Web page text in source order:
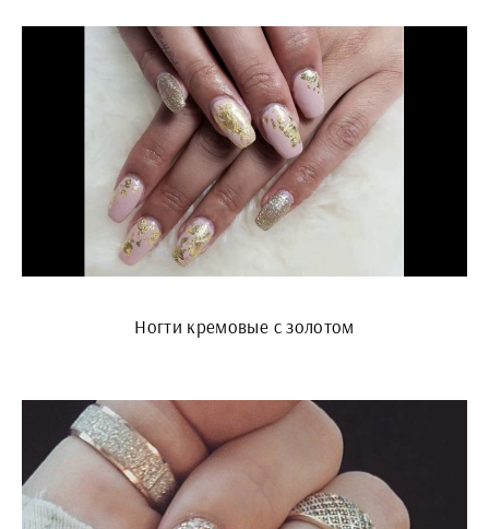
Ногти кремовые с золотом